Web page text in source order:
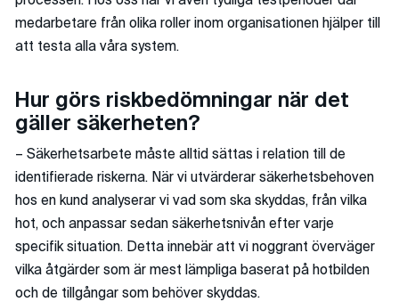
medarbetare från olika roller inom organisationen hjälper till
att testa alla våra system.
Hur görs riskbedömningar när det
gäller säkerheten?
– Säkerhetsarbete måste alltid sättas i relation till de
identifierade riskerna. När vi utvärderar säkerhetsbehoven
hos en kund analyserar vi vad som ska skyddas, från vilka
hot, och anpassar sedan säkerhetsnivån efter varje
specifik situation. Detta innebär att vi noggrant överväger
vilka åtgärder som är mest lämpliga baserat på hotbilden
och de tillgångar som behöver skyddas.